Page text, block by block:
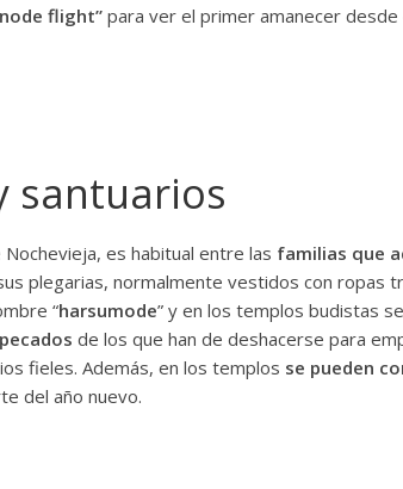
flight” para ver el primer amanecer
santuarios
es habitual entre las familias que
plegarias, normalmente vestidos con ropas
“harsumode” y en los templos budistas
de los que han de deshacerse para
fieles. Además, en los templos se pueden
del año nuevo.